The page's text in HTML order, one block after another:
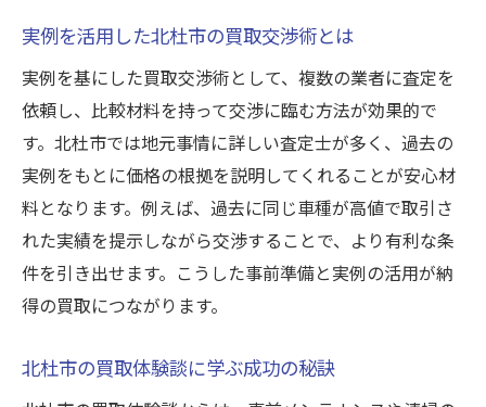
実例を活用した北杜市の買取交渉術とは
実例を基にした買取交渉術として、複数の業者に査定を
依頼し、比較材料を持って交渉に臨む方法が効果的で
す。北杜市では地元事情に詳しい査定士が多く、過去の
実例をもとに価格の根拠を説明してくれることが安心材
料となります。例えば、過去に同じ車種が高値で取引さ
れた実績を提示しながら交渉することで、より有利な条
件を引き出せます。こうした事前準備と実例の活用が納
得の買取につながります。
北杜市の買取体験談に学ぶ成功の秘訣